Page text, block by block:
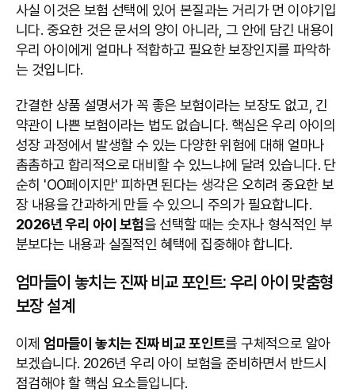
사실 이것은 보험 선택에 있어 본질과는 거리가 먼 이야기입
니다. 중요한 것은 문서의 양이 아니라, 그 안에 담긴 내용이
우리 아이에게 얼마나 적합하고 필요한 보장인지를 파악하
는 것입니다.
간결한 상품 설명서가 꼭 좋은 보험이라는 보장도 없고, 긴
약관이 나쁜 보험이라는 법도 없습니다. 핵심은 우리 아이의
성장 과정에서 발생할 수 있는 다양한 위험에 대해 얼마나
촘촘하고 합리적으로 대비할 수 있느냐에 달려 있습니다. 단
순히 'OO페이지만' 피하면 된다는 생각은 오히려 중요한 보
장 내용을 간과하게 만들 수 있으니 주의가 필요합니다.
2026년 우리 아이 보험을 선택할 때는 숫자나 형식적인 부
분보다는 내용과 실질적인 혜택에 집중해야 합니다.
엄마들이 놓치는 진짜 비교 포인트: 우리 아이 맞춤형
보장 설계
이제 엄마들이 놓치는 진짜 비교 포인트를 구체적으로 알아
보겠습니다. 2026년 우리 아이 보험을 준비하면서 반드시
점검해야 할 핵심 요소들입니다.